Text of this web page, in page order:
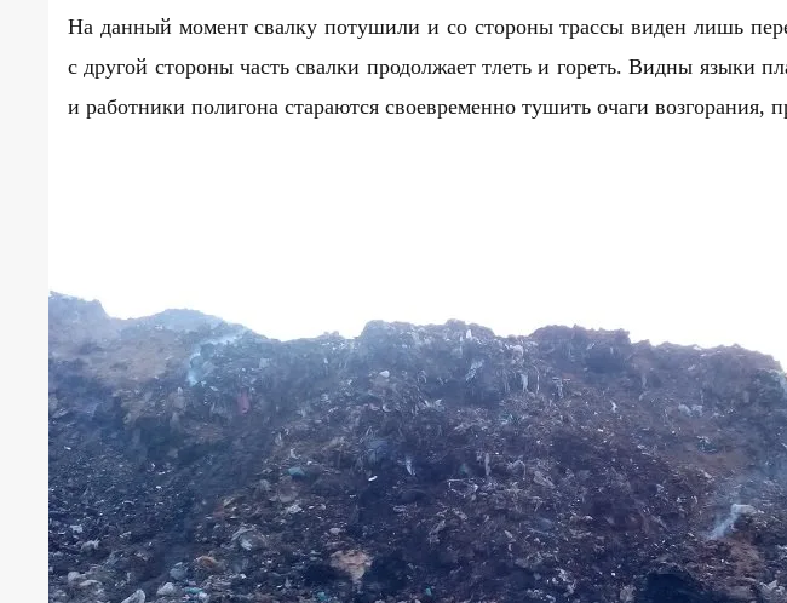
На данный момент свалку потушили и со стороны трассы виден лишь
с другой стороны часть свалки продолжает тлеть и гореть. Видны языки
и работники полигона стараются своевременно тушить очаги возгорания,